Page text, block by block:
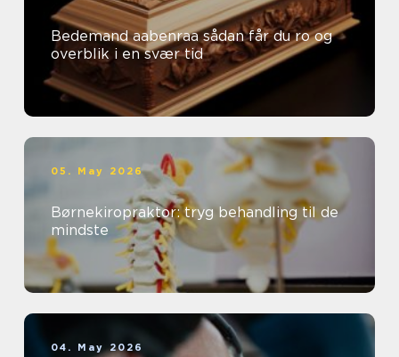
Bedemand aabenraa sådan får du ro og
overblik i en svær tid
05. May 2026
Børnekiropraktor: tryg behandling til de
mindste
04. May 2026